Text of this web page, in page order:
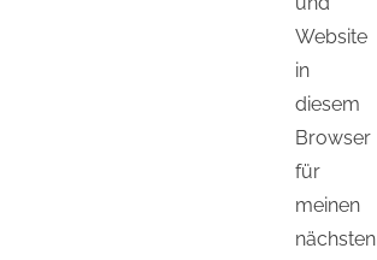
Website
in
diesem
Browser
für
meinen
nächsten